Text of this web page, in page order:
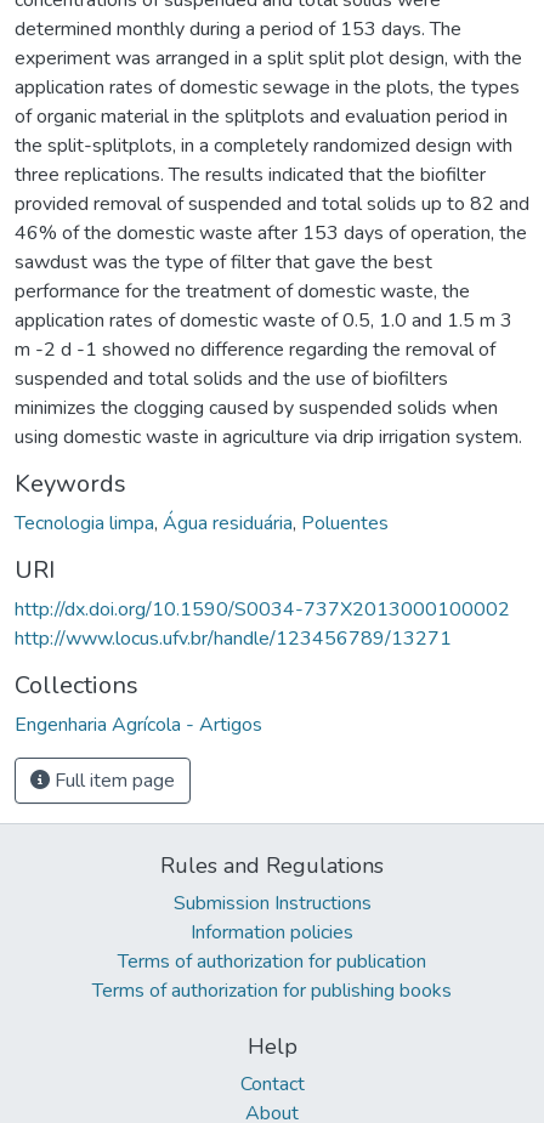
determined monthly during a period of 153 days. The
experiment was arranged in a split split plot design, with the
application rates of domestic sewage in the plots, the types
of organic material in the splitplots and evaluation period in
the split-splitplots, in a completely randomized design with
three replications. The results indicated that the biofilter
provided removal of suspended and total solids up to 82 and
46% of the domestic waste after 153 days of operation, the
sawdust was the type of filter that gave the best
performance for the treatment of domestic waste, the
application rates of domestic waste of 0.5, 1.0 and 1.5 m 3
m -2 d -1 showed no difference regarding the removal of
suspended and total solids and the use of biofilters
minimizes the clogging caused by suspended solids when
using domestic waste in agriculture via drip irrigation system.
Keywords
Tecnologia limpa, Água residuária, Poluentes
URI
http://dx.doi.org/10.1590/S0034-737X2013000100002
http://www.locus.ufv.br/handle/123456789/13271
Collections
Engenharia Agrícola - Artigos
Full item page
Rules and Regulations
Submission Instructions
Information policies
Terms of authorization for publication
Terms of authorization for publishing books
Help
Contact
About